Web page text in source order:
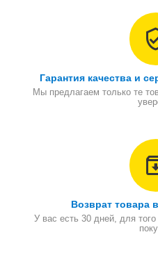
Гарантия качества и
Мы предлагаем только те
Возврат товара
У вас есть 30 дней, для